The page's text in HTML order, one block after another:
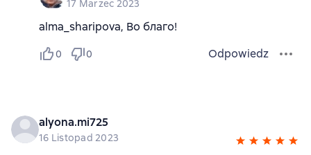
17 Marzec 2023
alma_sharipova, Во благо!
0 0 Odpowiedz
alyona.mi725
16 Listopad 2023